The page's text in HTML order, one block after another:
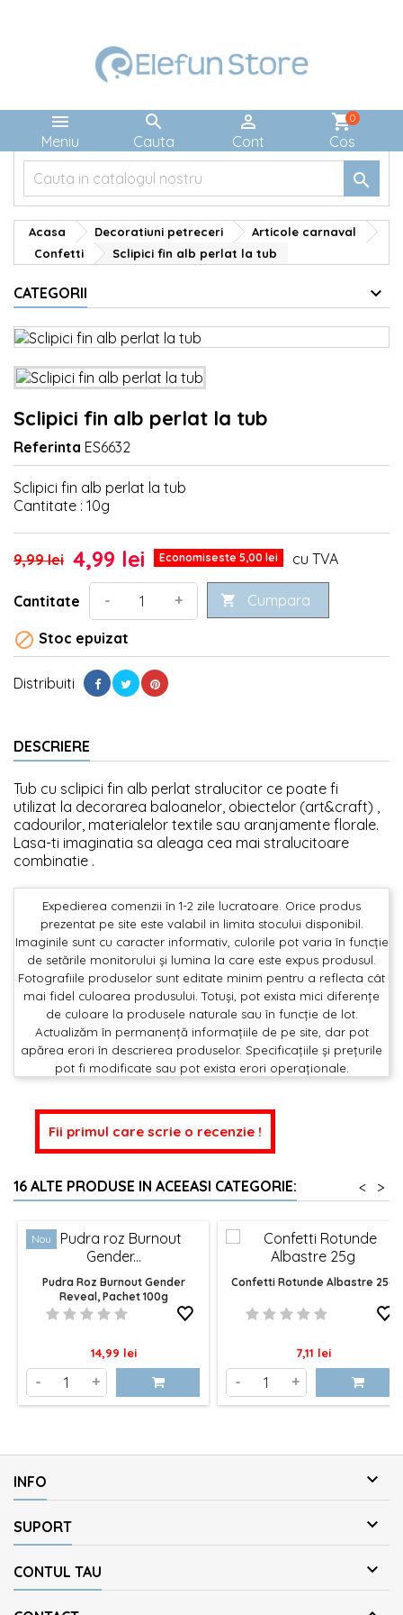

Meniu

Cauta

Cont
shopping_cart
Cos
0

Acasa Decoratiuni petreceri
Articole carnaval
Confetti
Sclipici fin alb perlat la tub
CATEGORII
Sclipici fin alb perlat la tub
Referinta ES6632
Sclipici fin alb perlat la tub
Cantitate : 10g
9,99 lei 4,99 lei Economiseste 5,00 lei cu TVA
Cantitate - +  Cumpara
 Stoc epuizat
Distribuiti
DESCRIERE
Tub cu sclipici fin alb perlat stralucitor ce poate fi
utilizat la decorarea baloanelor, obiectelor (art&craft) ,
cadourilor, materialelor textile sau aranjamente florale.
Lasa-ti imaginatia sa aleaga cea mai stralucitoare
combinatie .
Expedierea comenzii în 1-2 zile lucratoare. Orice produs
prezentat pe site este valabil in limita stocului disponibil.
Imaginile sunt cu caracter informativ, culorile pot varia în funcție
de setările monitorului și lumina la care este expus produsul.
Fotografiile produselor sunt editate minim pentru a reflecta cât
mai fidel culoarea produsului. Totuși, pot exista mici diferențe
de culoare la produsele naturale sau în funcție de lot.
Actualizăm în permanență informațiile de pe site, dar pot
apărea erori în descrierea produselor. Specificațiile și prețurile
pot fi modificate sau pot exista erori operaționale.
Fii primul care scrie o recenzie !
16 ALTE PRODUSE IN ACEEASI CATEGORIE: >
<
Nou
Pudra Roz Burnout Gender
Reveal, Pachet 100g
Pret
14,99 lei
- +
Confetti Rotunde Albastre 25g
Pret
7,11 lei
- +
INFO 
SUPORT 
CONTUL TAU 